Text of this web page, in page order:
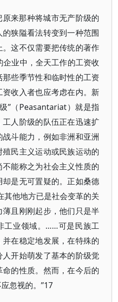
来那种将城市无产阶级的
狭隘看法转变到一种范围
这不仅需要把传统的著作
业中，全天工作的工资收
些季节性和临时性的工资
收入者也应考虑在内。新
”（Peasantariat）就是指
人阶级的队伍正在迅速扩
斗能力，例如非洲和亚洲
民主义运动或民族运动的
能称之为社会主义性质的
是无可置疑的。正如桑德
其他地方已是社会变革的关
且刚刚起步，他们只是半
工业领域。……可是民族工
在稳定地发展，在特殊的
开始萌发了基本的阶级觉
的性质。然而，在今后的
忽视的。”17